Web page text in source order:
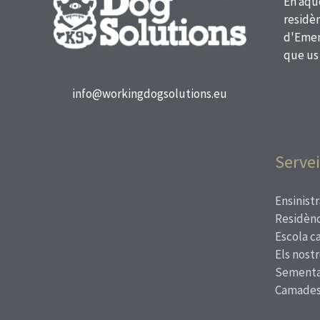
info@workingdogsolutions.eu
que
Escola
Els
Camades